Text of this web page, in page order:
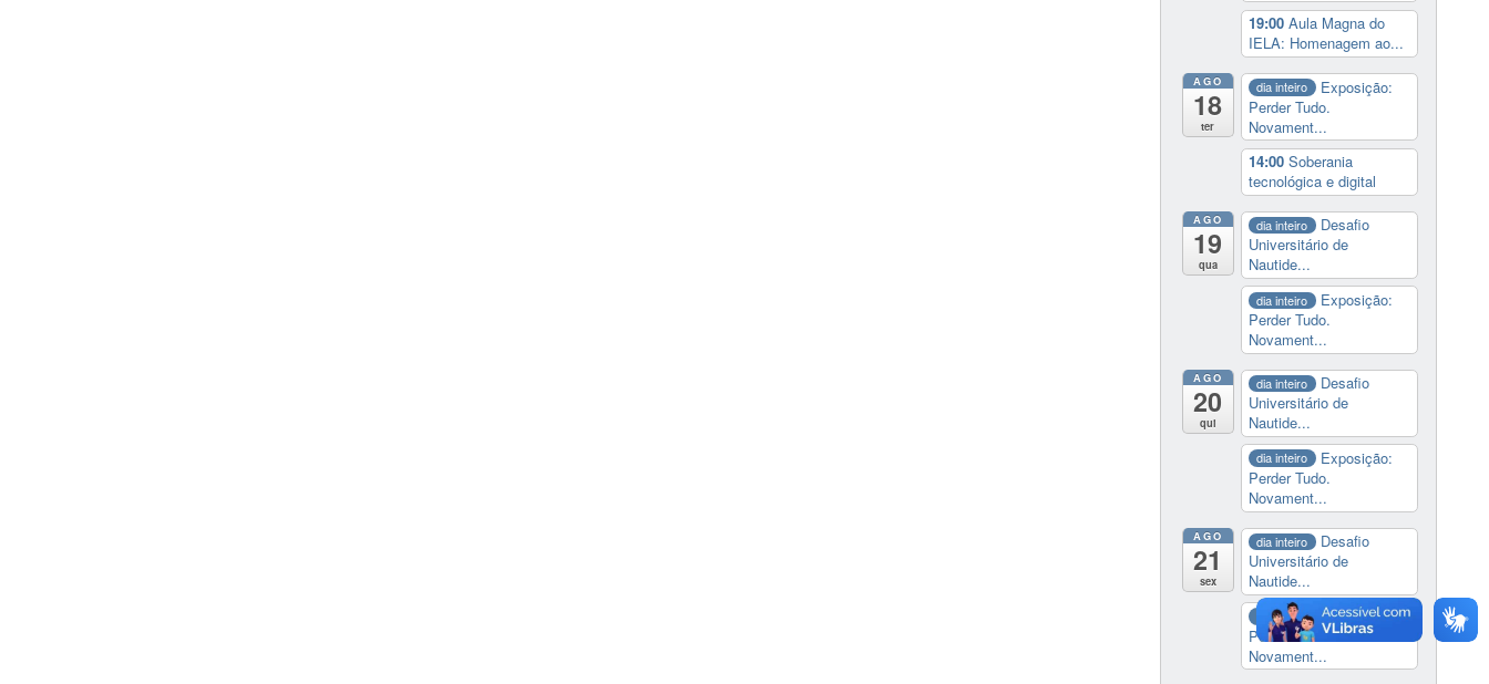
19:00 Aula Magna do
IELA: Homenagem ao...
AGO
18
ter
dia inteiro
Exposição:
Perder Tudo.
Novament...
14:00 Soberania
tecnológica e digital
AGO
19
qua
dia inteiro
Desafio
Universitário de
Nautide...
dia inteiro
Exposição:
Perder Tudo.
Novament...
AGO
20
qui
dia inteiro
Desafio
Universitário de
Nautide...
dia inteiro
Exposição:
Perder Tudo.
Novament...
AGO
21
sex
dia inteiro
Desafio
Universitário de
Nautide...
dia inteiro
Exposição:
Perder Tudo.
Novament...